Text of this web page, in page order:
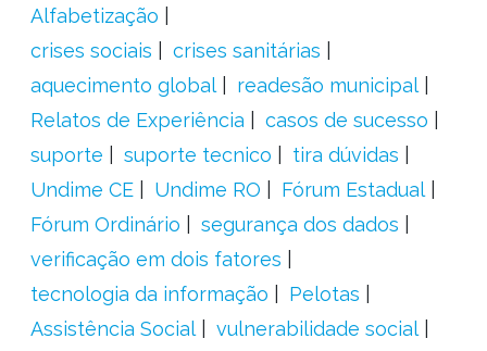
Alfabetização
crises sociais
crises sanitárias
aquecimento global
readesão municipal
Relatos de Experiência
casos de sucesso
suporte
suporte tecnico
tira dúvidas
Undime CE
Undime RO
Fórum Estadual
Fórum Ordinário
segurança dos dados
verificação em dois fatores
tecnologia da informação
Pelotas
Assistência Social
vulnerabilidade social